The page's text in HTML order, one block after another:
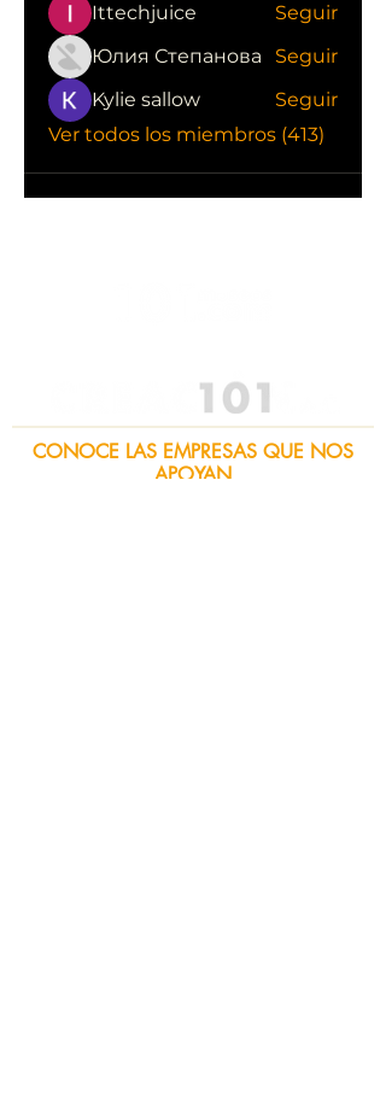
Ittechjuice
Seguir
Юлия Степанова
Seguir
Kylie sallow
Seguir
Ver todos los miembros (413)
CONOCE LAS EMPRESAS QUE NOS
APOYAN